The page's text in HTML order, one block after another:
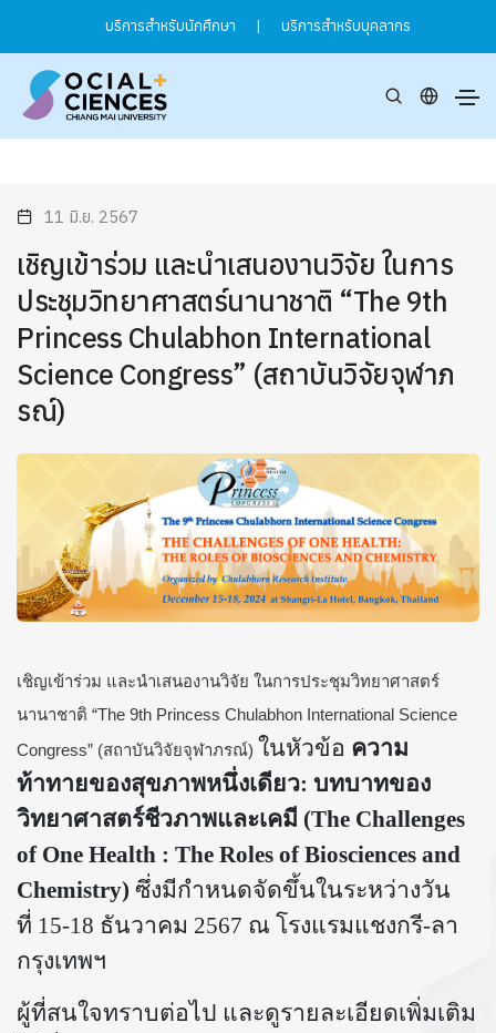
บริการสำหรับนักศึกษา | บริการสำหรับบุคลากร
11 มิ.ย. 2567
เชิญเข้าร่วม และนำเสนองานวิจัย ในการ
ประชุมวิทยาศาสตร์นานาชาติ “The 9th
Princess Chulabhon International
Science Congress” (สถาบันวิจัยจุฬาภ
รณ์)
เชิญเข้าร่วม และนำเสนองานวิจัย ในการประชุมวิทยาศาสตร์
นานาชาติ “The 9th Princess Chulabhon International Science
Congress” (สถาบันวิจัยจุฬาภรณ์) ในหัวข้อ ความ
ท้าทายของสุขภาพหนึ่งเดียว: บทบาทของ
วิทยาศาสตร์ชีวภาพและเคมี (The Challenges
of One Health : The Roles of Biosciences and
Chemistry) ซึ่งมีกำหนดจัดขึ้นในระหว่างวัน
ที่ 15-18 ธันวาคม 2567 ณ โรงแรมแชงกรี-ลา
กรุงเทพฯ
ผู้ที่สนใจทราบต่อไป และดูรายละเอียดเพิ่มเติม